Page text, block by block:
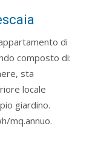
di
composto di:
sta
locale
giardino.
mq.annuo.